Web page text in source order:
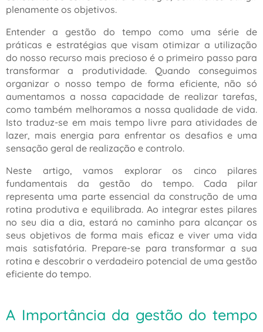
plenamente os objetivos.
Entender a gestão do tempo como uma série de
práticas e estratégias que visam otimizar a utilização
do nosso recurso mais precioso é o primeiro passo para
transformar a produtividade. Quando conseguimos
organizar o nosso tempo de forma eficiente, não só
aumentamos a nossa capacidade de realizar tarefas,
como também melhoramos a nossa qualidade de vida.
Isto traduz-se em mais tempo livre para atividades de
lazer, mais energia para enfrentar os desafios e uma
sensação geral de realização e controlo.
Neste artigo, vamos explorar os cinco pilares
fundamentais da gestão do tempo. Cada pilar
representa uma parte essencial da construção de uma
rotina produtiva e equilibrada. Ao integrar estes pilares
no seu dia a dia, estará no caminho para alcançar os
seus objetivos de forma mais eficaz e viver uma vida
mais satisfatória. Prepare-se para transformar a sua
rotina e descobrir o verdadeiro potencial de uma gestão
eficiente do tempo.
A Importância da gestão do tempo